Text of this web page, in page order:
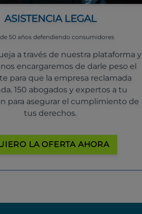
ASISTENCIA LEGAL
de 50 años defendiendo consumidores
a través de nuestra plataforma y
encargaremos de darle peso el
para que la empresa reclamada
150 abogados y expertos a tu
para asegurar el cumplimiento de
tus derechos.
LA OFERTA AHORA